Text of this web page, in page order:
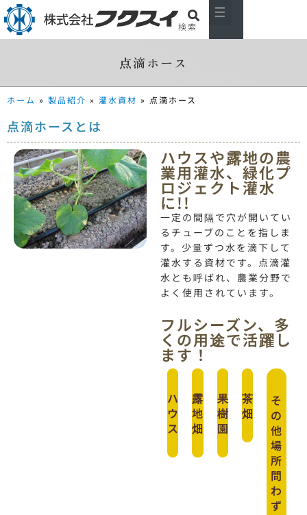
検索
点滴ホース
ホーム » 製品紹介 » 灌水資材 » 点滴ホース
点滴ホースとは
ハウスや露地の農
業用灌水、緑化プ
ロジェクト灌水
に!!
一定の間隔で穴が開いてい
るチューブのことを指しま
す。少量ずつ水を滴下して
灌水する資材です。 点滴灌
水とも呼ばれ、農業分野で
よく使用されています。
フルシーズン、多
くの用途で活躍し
ます！
ハ
ウ
ス
露
地
畑
果
樹
園
茶
畑
そ
の
他
場
所
問
わ
ず